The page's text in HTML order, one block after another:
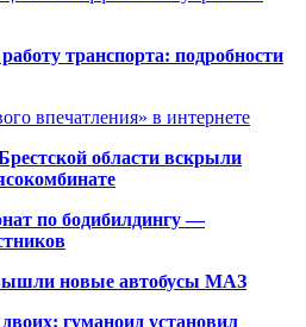
транспорта: подробности
впечатления» в интернете
области вскрыли
по бодибилдингу —
новые автобусы МАЗ
гуманоид установил